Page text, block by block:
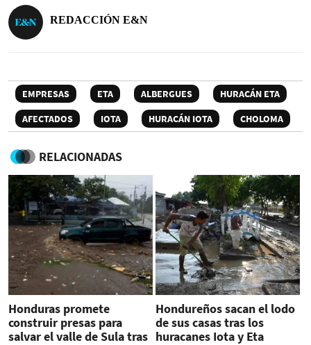
REDACCIÓN E&N
EMPRESAS ETA ALBERGUES
HURACÁN ETA
AFECTADOS
IOTA HURACÁN IOTA CHOLOMA
RELACIONADAS
Honduras promete
construir presas para
salvar el valle de Sula tras
Hondureños sacan el lodo
de sus casas tras los
huracanes Iota y Eta